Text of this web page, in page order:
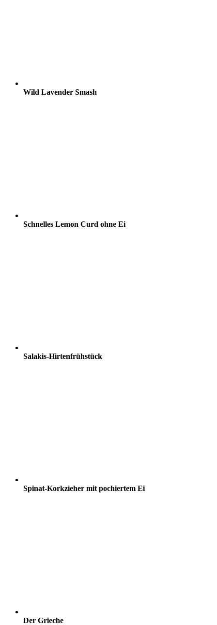
Wild Lavender Smash
Schnelles Lemon Curd ohne Ei
Salakis-Hirtenfrühstück
Spinat-Korkzieher mit pochiertem Ei
Der Grieche